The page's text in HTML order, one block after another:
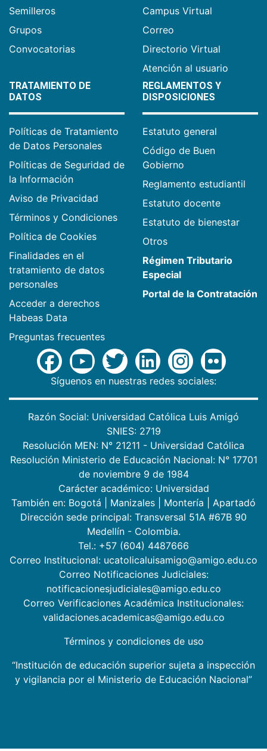
Semilleros
Grupos
Convocatorias
Campus Virtual
Correo
Directorio Virtual
Atención al usuario
TRATAMIENTO DE
DATOS
Políticas de Tratamiento
de Datos Personales
Políticas de Seguridad de
la Información
Aviso de Privacidad
Términos y Condiciones
Política de Cookies
Finalidades en el
tratamiento de datos
personales
Acceder a derechos
Habeas Data
Preguntas frecuentes
REGLAMENTOS Y
DISPOSICIONES
Estatuto general
Código de Buen
Gobierno
Reglamento estudiantil
Estatuto docente
Estatuto de bienestar
Otros
Régimen Tributario
Especial
Portal de la Contratación
Síguenos en nuestras redes sociales:
Razón Social: Universidad Católica Luis Amigó
SNIES: 2719
Resolución MEN: N° 21211 - Universidad Católica
Resolución Ministerio de Educación Nacional: N° 17701
de noviembre 9 de 1984
Carácter académico: Universidad
También en: Bogotá Manizales Montería
Apartadó
Dirección sede principal: Transversal 51A #67B 90
Medellín - Colombia.
Tel.: +57 (604) 4487666
Correo Institucional: ucatolicaluisamigo@amigo.edu.co
Correo Notificaciones Judiciales:
notificacionesjudiciales@amigo.edu.co
Correo Verificaciones Académica Institucionales:
validaciones.academicas@amigo.edu.co
Términos y condiciones de uso
“Institución de educación superior sujeta a inspección
y vigilancia por el Ministerio de Educación Nacional”